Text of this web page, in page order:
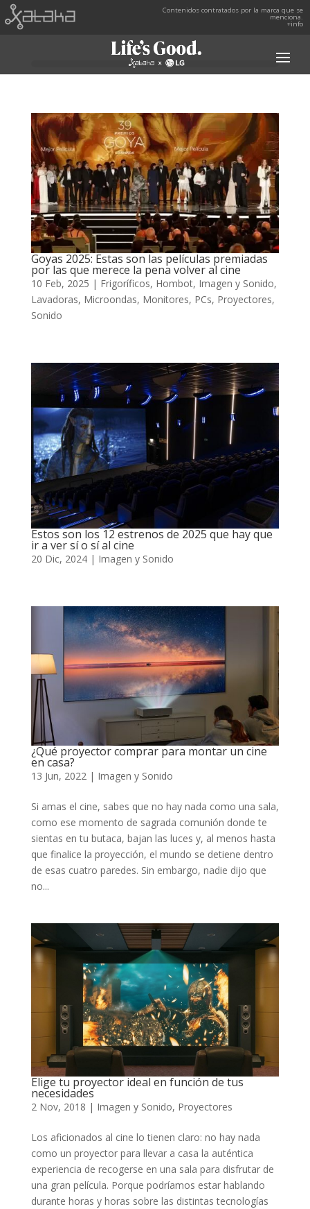
Contenidos contratados por la marca que se
menciona.
+info
Goyas 2025: Estas son las películas premiadas
por las que merece la pena volver al cine
10 Feb, 2025 | Frigoríficos, Hombot, Imagen y Sonido,
Lavadoras, Microondas, Monitores, PCs, Proyectores,
Sonido
Estos son los 12 estrenos de 2025 que hay que
ir a ver sí o sí al cine
20 Dic, 2024| Imagen y Sonido
¿Qué proyector comprar para montar un cine
en casa?
13 Jun, 2022| Imagen y Sonido
Si amas el cine, sabes que no hay nada como una sala,
como ese momento de sagrada comunión donde te
sientas en tu butaca, bajan las luces y, al menos hasta
que finalice la proyección, el mundo se detiene dentro
de esas cuatro paredes. Sin embargo, nadie dijo que
no...
Elige tu proyector ideal en función de tus
necesidades
2 Nov, 2018 | Imagen y Sonido, Proyectores
Los aficionados al cine lo tienen claro: no hay nada
como un proyector para llevar a casa la auténtica
experiencia de recogerse en una sala para disfrutar de
una gran película. Porque podríamos estar hablando
durante horas y horas sobre las distintas tecnologías